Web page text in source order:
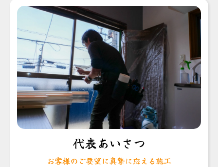
代表あいさつ
お客様のご要望に真摯に応える施工